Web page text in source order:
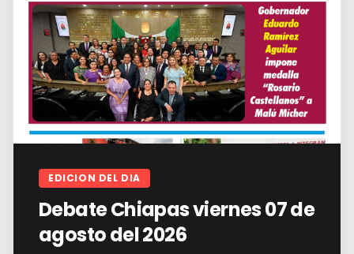
EDICION DEL DIA
Debate Chiapas viernes 07 de
agosto del 2026